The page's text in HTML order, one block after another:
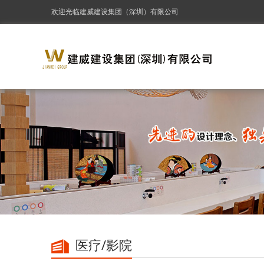
欢迎光临建威建设集团（深圳）有限公司
医疗/影院